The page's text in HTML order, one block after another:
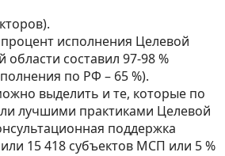
исполнения Целевой
составил 97-98 %
по РФ – 65 %).
выделить и те, которые по
лучшими практиками Целевой
поддержка
15 418 субъектов МСП или 5 %